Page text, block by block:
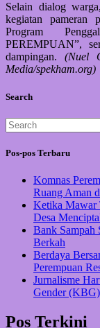
Selain dialog
kegiatan pameran
Program
PEREMPUAN”,
dampingan.(Nuel
Media/spekham.org)
Search
Pos-pos Terbaru
Komnas
Ruang Aman
Ketika Mawar
Desa
Bank Sampah
Berkah
Berdaya
Perempuan
Jurnalisme
Gender (KBG)
Pos Terkini